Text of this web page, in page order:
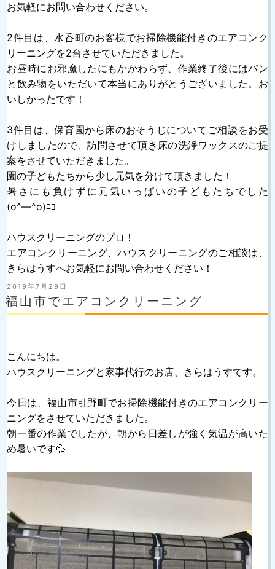
お気軽にお問い合わせください。
2件目は、水呑町のお客様でお掃除機能付きのエアコンク
リーニングを2台させていただきました。
お昼時にお邪魔したにもかかわらず、作業終了後にはパン
と飲み物をいただいて本当にありがとうございました。お
いしかったです！
3件目は、保育園から床のおそうじについてご相談をお受
けしましたので、訪問させて頂き床の洗浄ワックスのご提
案をさせていただきました。
園の子どもたちから少し元気を分けて頂きました！
暑さにも負けずに元気いっぱいの子どもたちでした
(o^―^o)ﾆｺ
ハウスクリーニングのプロ！
エアコンクリーニング、ハウスクリーニングのご相談は、
きらはうすへお気軽にお問い合わせください！
投
稿
日:
2019年7月29日
福山市でエアコンクリーニング
こんにちは。
ハウスクリーニングと家事代行のお店、きらはうすです。
今日は、福山市引野町でお掃除機能付きのエアコンクリー
ニングをさせていただきました。
朝一番の作業でしたが、朝から日差しが強く気温が高いた
め暑いです💦